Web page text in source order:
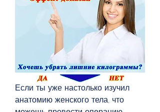
Если ты уже настолько изучил
анатомию женского тела, что